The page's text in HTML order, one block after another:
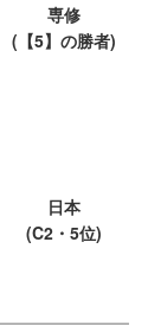
専修
(【5】の勝者)
日本
(C2・5位)